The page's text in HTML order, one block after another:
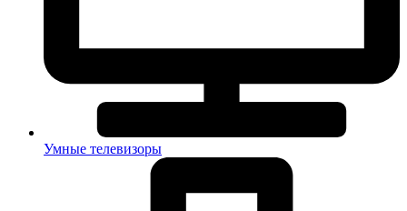
Умные телевизоры